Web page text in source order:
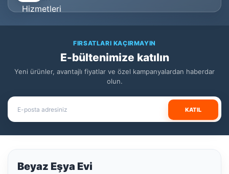
FIRSATLARI KAÇIRMAYIN
E-bültenimize katılın
Yeni ürünler, avantajlı fiyatlar ve özel kampanyalardan haberdar
olun.
KATIL
Beyaz Eşya Evi